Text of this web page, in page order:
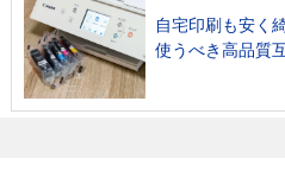
自宅印刷も安く
使うべき高品質